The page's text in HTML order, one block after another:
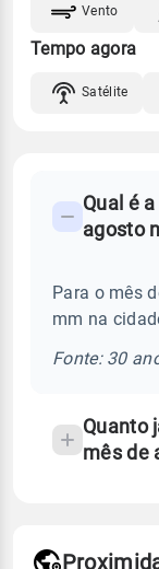
Vento
Tempo agora
Satélite
Perguntas
sobre
chuva
Qual é
agosto
Para o mês
mm na
Fonte: 30
Quanto
mês de